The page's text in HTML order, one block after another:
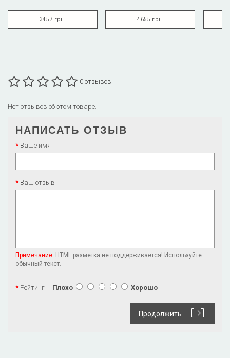
3457 грн. 4655 грн.
0 отзывов
Нет отзывов об этом товаре.
НАПИСАТЬ ОТЗЫВ
Ваше имя
Ваш отзыв
Примечание: HTML разметка не поддерживается! Используйте
обычный текст.
Рейтинг Плохо Хорошо
Продолжить